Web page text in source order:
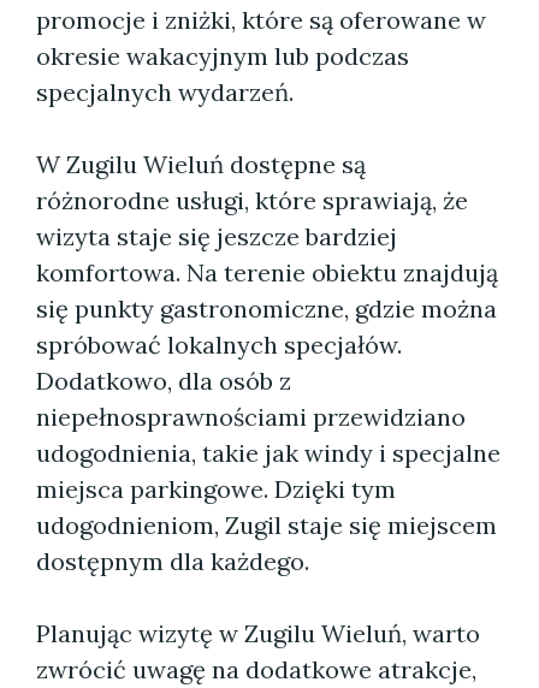
promocje i zniżki, które są oferowane w
okresie wakacyjnym lub podczas
specjalnych wydarzeń.
W Zugilu Wieluń dostępne są
różnorodne usługi, które sprawiają, że
wizyta staje się jeszcze bardziej
komfortowa. Na terenie obiektu znajdują
się punkty gastronomiczne, gdzie można
spróbować lokalnych specjałów.
Dodatkowo, dla osób z
niepełnosprawnościami przewidziano
udogodnienia, takie jak windy i specjalne
miejsca parkingowe. Dzięki tym
udogodnieniom, Zugil staje się miejscem
dostępnym dla każdego.
Planując wizytę w Zugilu Wieluń, warto
zwrócić uwagę na dodatkowe atrakcje,